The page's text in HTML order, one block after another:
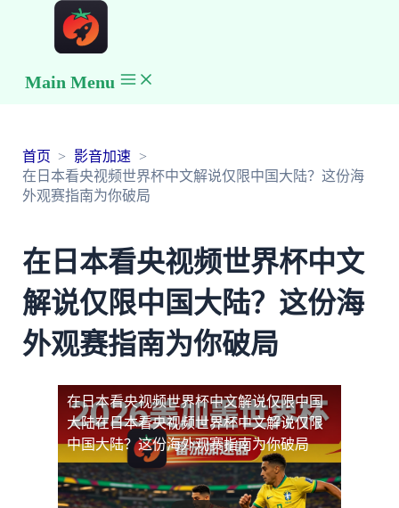
Main Menu
首页
影音加速
在日本看央视频世界杯中文解说仅限中国大陆？这份海
外观赛指南为你破局
在日本看央视频世界杯中文
解说仅限中国大陆？这份海
外观赛指南为你破局
在日本看央视频世界杯中文解说仅限中国
大陆在日本看央视频世界杯中文解说仅限
中国大陆？这份海外观赛指南为你破局